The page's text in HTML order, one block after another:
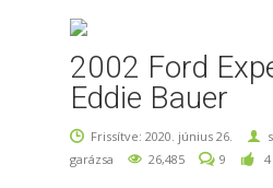
2002 Ford
Eddie Bauer
Frissítve: 2020. június 26.
garázsa
26,485 9 4